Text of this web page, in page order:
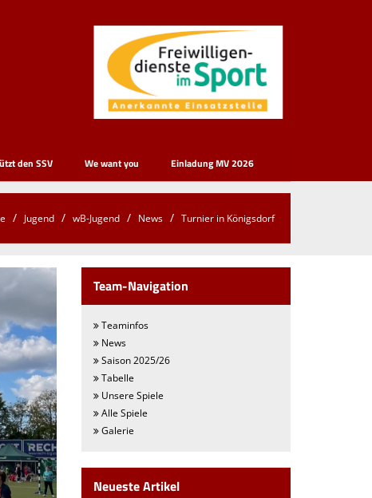
den SSV We want you Einladung MV 2026
Jugend wB-Jugend News Turnier in Königsdorf
Team-Navigation
Teaminfos
News
Saison 2025/26
Tabelle
Unsere Spiele
Alle Spiele
Galerie
Neueste Artikel